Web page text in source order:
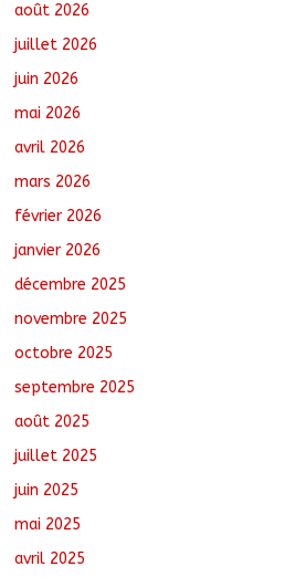
août 2026
juillet 2026
juin 2026
mai 2026
avril 2026
mars 2026
février 2026
janvier 2026
décembre 2025
novembre 2025
octobre 2025
septembre 2025
août 2025
juillet 2025
juin 2025
mai 2025
avril 2025